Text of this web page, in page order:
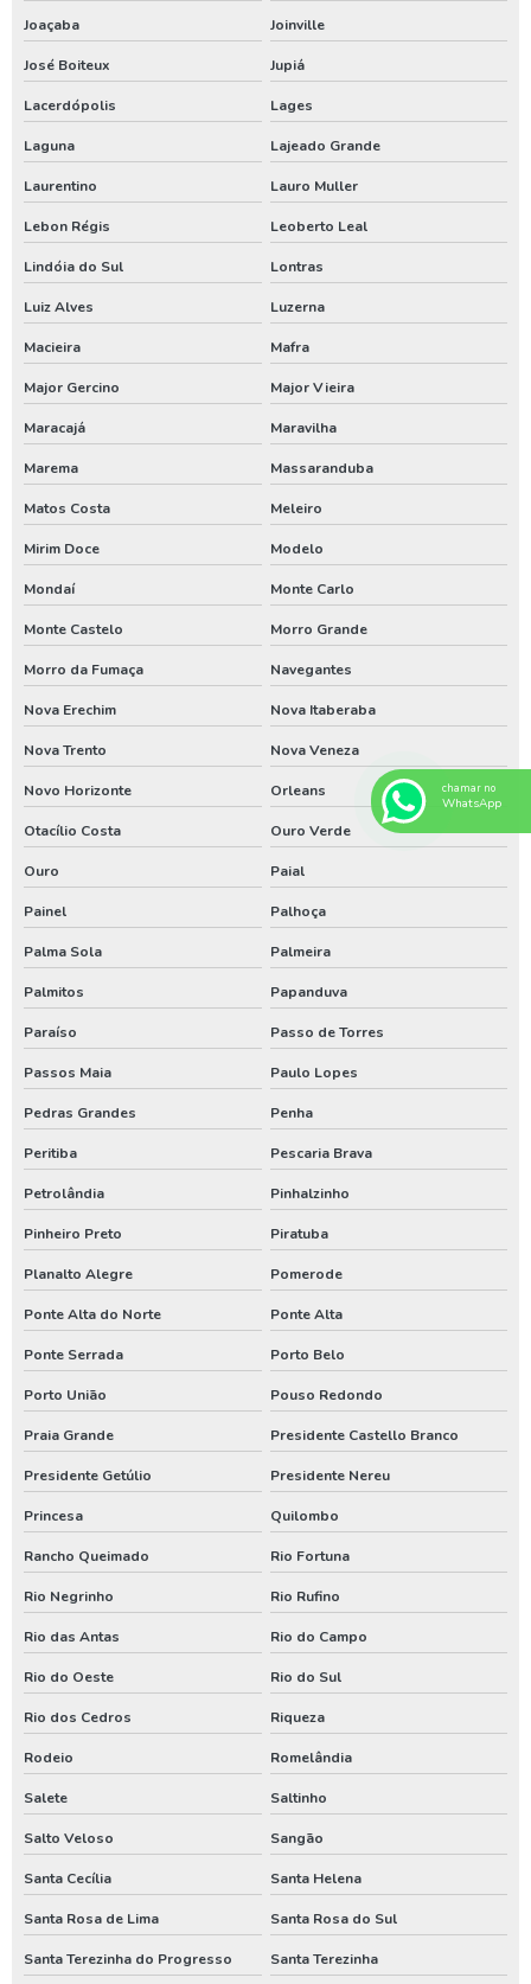
Locação de gerador
Locação de gerador de energia
Locação gerador 250 kva
Valor locação gerador de energia
Aluguel de compressor de ar em sc
Aluguel de compressor de ar no pr
Aluguel de compressor de ar no rs
Análise de água de poço santa catarina
Análise de água de poço em sc
Bomba de poço artesiano em santa catarina
Bomba de poço artesiano no paraná
Bomba de poço artesiano no rio grande do sul
Bomba submersa para poço em sc
Bomba submersa para poço no pr
Bomba submersa para poço no rs
Empresa de poço artesiano no sul do brasil
Empresa especializada em limpeza de poço artesiano
Licenciamento ambiental em santa catarina
Limpeza de poço artesiano em santa catarina
Limpeza de poço artesiano paraná
Limpeza de poço artesiano rio grande de sul
Limpezas de poços
Limpezas de poços em santa catarina
Limpezas de poços paraná
Manutenção de poço no sul
Manutenção poço artesiano em santa catarina
Manutenção poço artesiano paraná
Manutenção poço artesiano rio grande do sul
Perfuração de poço artesiano em santa catarina
Perfuração de poço artesiano no paraná
Perfuração de poço artesiano no rio grande do sul
Serviço de poço artesiano
Assistencia de bomba de poço em santa catarina
Assistencia de bomba de poço no parana
Conserto de poço artesiano em santa catarina
Conserto de poço artesiano no parana
Manutenção de bomba de poço em santa catarina
Manutenção de bomba de poço no paraná
Joaçaba Joinville
José Boiteux Jupiá
Lacerdópolis Lages
Laguna Lajeado Grande
Laurentino Lauro Muller
Lebon Régis Leoberto Leal
Lindóia do Sul Lontras
Luiz Alves Luzerna
Macieira Mafra
Major Gercino Major Vieira
Maracajá Maravilha
Marema Massaranduba
Matos Costa Meleiro
Mirim Doce Modelo
Mondaí Monte Carlo
Monte Castelo Morro Grande
Morro da Fumaça Navegantes
Nova Erechim Nova Itaberaba
Nova Trento Nova Veneza
Novo Horizonte Orleans
Otacílio Costa Ouro Verde
Ouro Paial
Painel Palhoça
Palma Sola Palmeira
Palmitos Papanduva
Paraíso Passo de Torres
Passos Maia Paulo Lopes
Pedras Grandes Penha
Peritiba Pescaria Brava
Petrolândia Pinhalzinho
Pinheiro Preto Piratuba
Planalto Alegre Pomerode
Ponte Alta do Norte Ponte Alta
Ponte Serrada Porto Belo
Porto União Pouso Redondo
Praia Grande Presidente Castello Branco
Presidente Getúlio Presidente Nereu
Princesa Quilombo
Rancho Queimado Rio Fortuna
Rio Negrinho Rio Rufino
Rio das Antas Rio do Campo
Rio do Oeste Rio do Sul
Rio dos Cedros Riqueza
Rodeio Romelândia
Salete Saltinho
Salto Veloso Sangão
Santa Cecília Santa Helena
Santa Rosa de Lima Santa Rosa do Sul
Santa Terezinha do Progresso Santa Terezinha
chamar no
WhatsApp